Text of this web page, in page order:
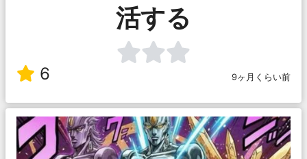
活する
6 9ヶ月くらい前